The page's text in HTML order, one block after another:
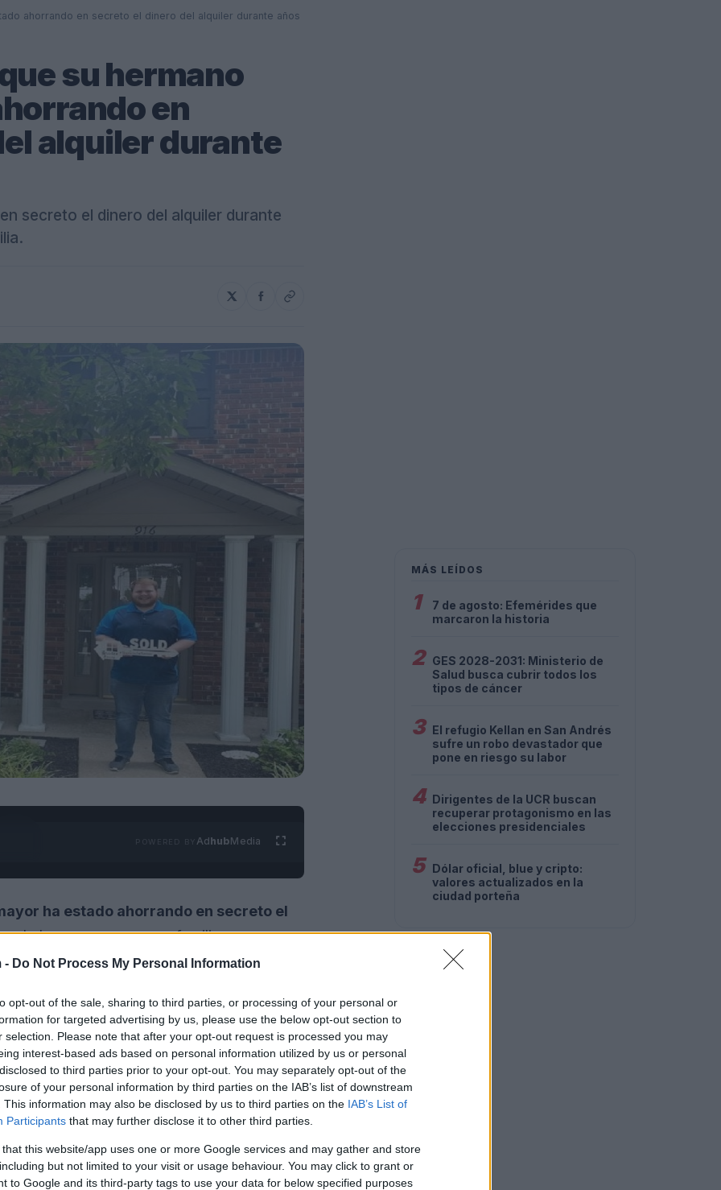
- Do Not Process My Personal Information
opt-out of the sale, sharing to third parties, or processing of your personal or
for targeted advertising by us, please use the below opt-out section to
selection. Please note that after your opt-out request is processed you may
interest-based ads based on personal information utilized by us or personal
to third parties prior to your opt-out. You may separately opt-out of the
of your personal information by third parties on the IAB’s list of downstream
This information may also be disclosed by us to third parties on the IAB’s List of
Participants that may further disclose it to other third parties.
that this website/app uses one or more Google services and may gather and store
but not limited to your visit or usage behaviour. You may click to grant or
to Google and its third-party tags to use your data for below specified purposes
ahorrando en secreto el dinero del alquiler durante años
su hermano
en
alquiler durante
secreto el dinero del alquiler durante
AdhubMedia
ha estado ahorrando en secreto el
darle una sorpresa a su familia.
MÁS LEÍDOS
1
7 de agosto: Efemérides que
marcaron la historia
2 GES 2028-2031: Ministerio de
Salud busca cubrir todos los
tipos de cáncer
3 El refugio Kellan en San Andrés
sufre un robo devastador que
pone en riesgo su labor
4 Dirigentes de la UCR buscan
recuperar protagonismo en las
elecciones presidenciales
5 Dólar oficial, blue y cripto:
valores actualizados en la
ciudad porteña